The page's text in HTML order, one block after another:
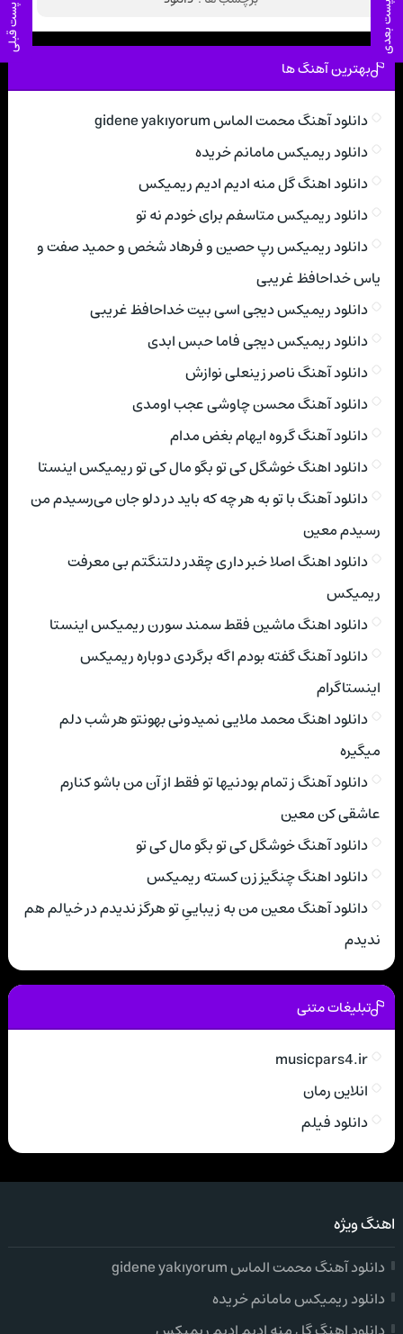
پست بعدی پست قبلی
بهترین آهنگ ها
دانلود آهنگ محمت الماس gidene yakıyorum
دانلود ریمیکس مامانم خریده
دانلود اهنگ گل منه ادیم ادیم ریمیکس
دانلود ریمیکس متاسفم برای خودم نه تو
دانلود ریمیکس رپ حصین و فرهاد شخص و حمید صفت و
یاس خداحافظ غریبی
دانلود ریمیکس دیجی اسی بیت خداحافظ غریبی
دانلود ریمیکس دیجی فاما حبس ابدی
دانلود آهنگ ناصر زینعلی نوازش
دانلود آهنگ محسن چاوشی عجب اومدی
دانلود آهنگ گروه ایهام بغض مدام
دانلود اهنگ خوشگل کی تو بگو مال کی تو ریمیکس اینستا
دانلود آهنگ با تو به هر چه که باید در دلو جان می‌رسیدم من
رسیدم معین
دانلود اهنگ اصلا خبر داری چقدر دلتنگتم بی معرفت
ریمیکس
دانلود اهنگ ماشین فقط سمند سورن ریمیکس اینستا
دانلود آهنگ گفته بودم اگه برگردی دوباره ریمیکس
اینستاگرام
دانلود اهنگ محمد ملایی نمیدونی بهونتو هر شب دلم
میگیره
دانلود آهنگ ز تمام بودنیها تو فقط از آن من باشو کنارم
عاشقی کن معین
دانلود آهنگ خوشگل کی تو بگو مال کی تو
دانلود اهنگ چنگیز زن کسته ریمیکس
دانلود آهنگ معین من به زیباییِ تو هرگز ندیدم در خیالم هم
ندیدم
تبلیغات متنی
musicpars4.ir
انلاین رمان
دانلود فیلم
اهنگ ویژه
دانلود آهنگ محمت الماس gidene yakıyorum
دانلود ریمیکس مامانم خریده